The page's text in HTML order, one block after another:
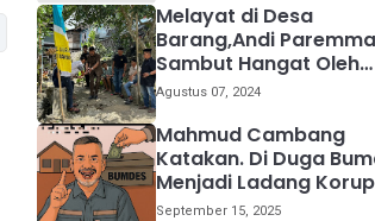
Melayat di Desa
Barang,Andi
Sambut Hangat Oleh
Warga
Agustus 07, 2024
Mahmud Cambang
Katakan. Di Duga
Menjadi Ladang
Bagi Para Kepala Desa
September 15, 2025